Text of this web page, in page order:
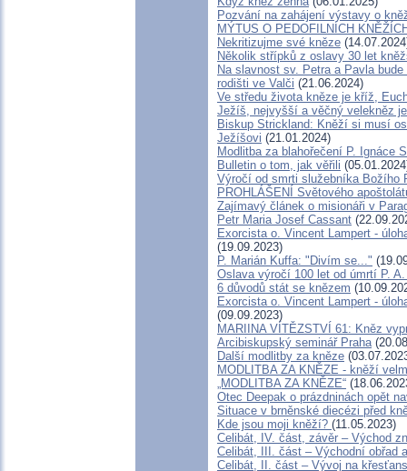
Pozvání na zahájení výstavy o
MÝTUS O PEDOFILNÍCH
Nekritizujme své kněze
Několik střípků z oslavy 30 let
Na slavnost sv. Petra a Pavla
rodišti ve Valči (21.06.2024)
Ve středu života kněze je kříž,
Ježíš, nejvyšší a věčný velekněz
Biskup Strickland: Kněží si musí
Ježíšovi (21.01.2024)
Modlitba za blahořečení P. Ignáce
Bulletin o tom, jak věřili
Výročí od smrti služebníka Božího
PROHLÁŠENÍ Světového
Zajímavý článek o misionáři v
Petr Maria Josef Cassant
Exorcista o. Vincent Lampert -
(19.09.2023)
P. Marián Kuffa: "Divím se..."
Oslava výročí 100 let od úmrtí P.
6 důvodů stát se knězem
Exorcista o. Vincent Lampert -
(09.09.2023)
MARIINA VÍTĚZSTVÍ 61: Kněz
Arcibiskupský seminář Praha
Další modlitby za kněze
MODLITBA ZA KNĚZE - kněží
„MODLITBA ZA KNĚZE“
Otec Deepak o prázdninách opět
Situace v brněnské diecézi před
Kde jsou moji kněží? (11.05.2023)
Celibát, IV. část, závěr – Východ
Celibát, III. část – Východní obřad
Celibát, II. část – Vývoj na